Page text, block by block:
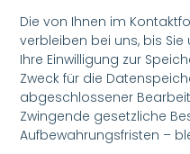
Die von Ihnen im
verbleiben bei uns, bis
Ihre Einwilligung zur
Zweck für die
abgeschlossener
Zwingende gesetzliche
Aufbewahrungsfristen –